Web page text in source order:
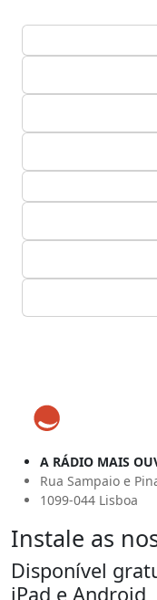
A RÁDIO MAIS
Rua Sampaio e
1099-044 Lisboa
Instale as
Disponível
iPad e Android